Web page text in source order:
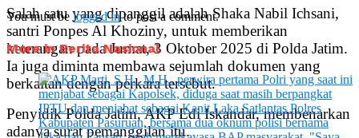
Salah satu yang dipanggil adalah Shaka Nabil Ichsani,
santri Ponpes Al Khoziny, untuk memberikan
keterangan pada Jumat, 3 Oktober 2025 di Polda Jatim.
Ia juga diminta membawa sejumlah dokumen yang
berkaitan dengan perkara tersebut.
Penyidik Polda Jatim, AKP Edi Iskandar, membenarkan
adanya surat pemanggilan itu.
You must belogged into post a comment.
More in Berita Nasional